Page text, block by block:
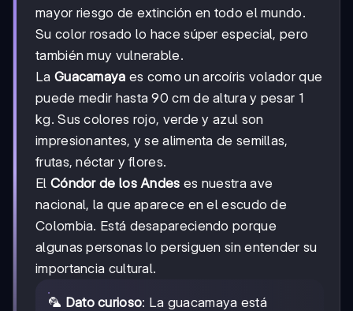
mayor riesgo de extinción en todo el mundo.
Su color rosado lo hace súper especial, pero
también muy vulnerable.
La Guacamaya es como un arcoíris volador que
puede medir hasta 90 cm de altura y pesar 1
kg. Sus colores rojo, verde y azul son
impresionantes, y se alimenta de semillas,
frutas, néctar y flores.
El Cóndor de los Andes es nuestra ave
nacional, la que aparece en el escudo de
Colombia. Está desapareciendo porque
algunas personas lo persiguen sin entender su
importancia cultural.
🦜 Dato curioso: La guacamaya está